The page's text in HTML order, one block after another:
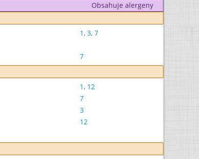
Obsahuje alergeny
1, 3, 7
7
1, 12
7
3
12